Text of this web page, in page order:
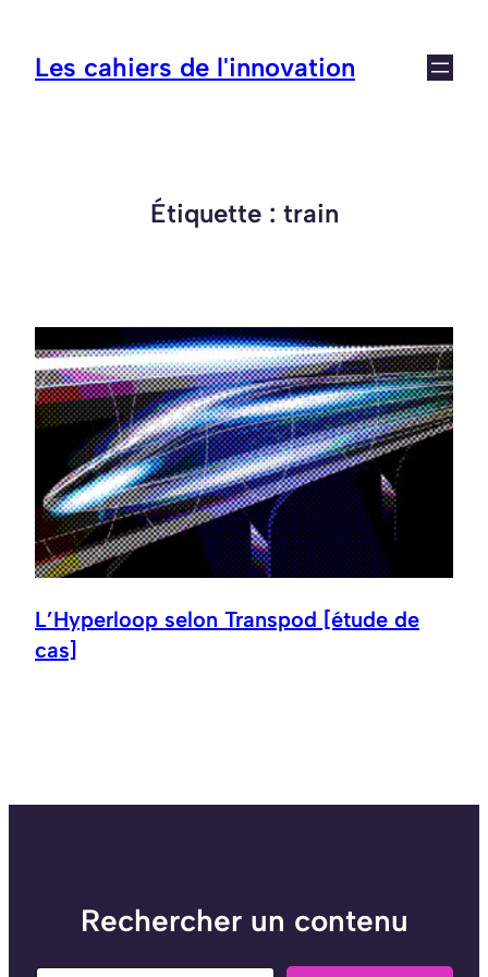
contenu
Les cahiers de l'innovation
Étiquette : train
L’Hyperloop selon Transpod [étude de
cas]
Rechercher un contenu